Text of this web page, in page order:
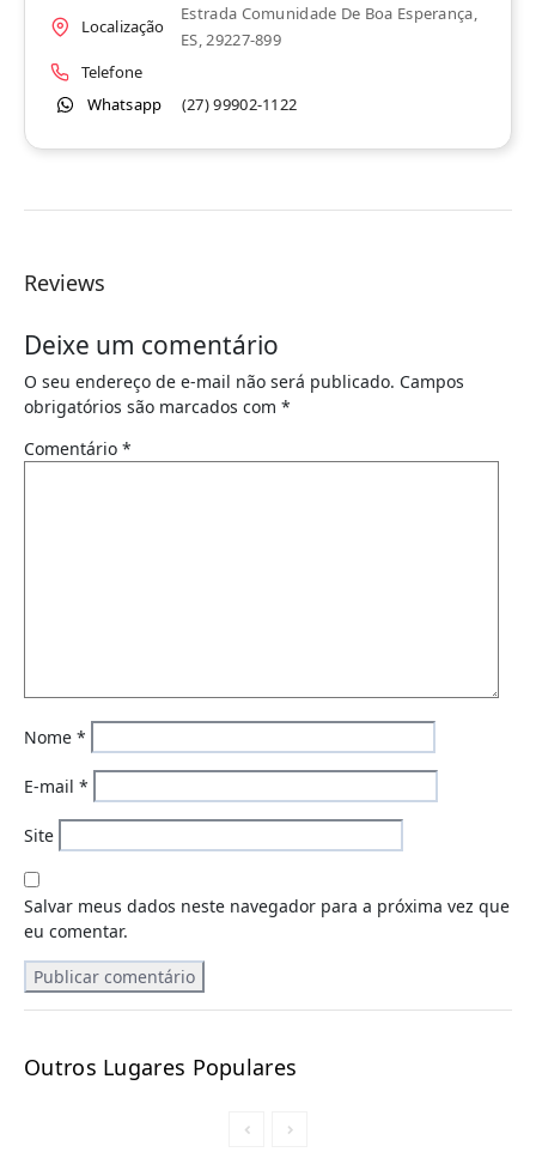
Localização
Estrada Comunidade De Boa Esperança,
ES, 29227-899
Telefone
Whatsapp
(27) 99902-1122
Reviews
Deixe um comentário
O seu endereço de e-mail não será publicado. Campos
obrigatórios são marcados com *
Comentário *
Nome *
E-mail *
Site
Salvar meus dados neste navegador para a próxima vez que
eu comentar.
Outros Lugares Populares